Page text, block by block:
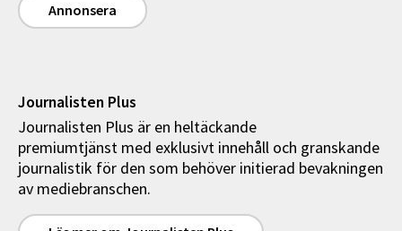
Annonsera
Journalisten Plus
Journalisten Plus är en heltäckande
premiumtjänst med exklusivt innehåll och granskande
journalistik för den som behöver initierad bevakningen
av mediebranschen.